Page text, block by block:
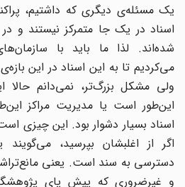
یک مسئله‌ی دیگری که داشتیم،
اسناد در یک جا متمرکز نیستند و در
شده‌اند. لذا ما باید با
می‌کردیم تا به این اسناد در این
ولی مشکل بزرگ‌تر، نمی‌دانم حالا
این‌طور است یا مدیریت مراکز
اسناد بسیار دشوار بود. این چیزی
اگر از اغلبشان بپرسید،
دسترسی به سند است. یعنی
و غیرضروری که پیش پای